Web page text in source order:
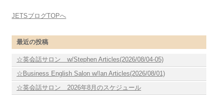
JETSブログTOPへ
最近の投稿
☆英会話サロン w/Stephen Articles(2026/08/04-05)
☆Business English Salon w/Ian Articles(2026/08/01)
☆英会話サロン 2026年8月のスケジュール